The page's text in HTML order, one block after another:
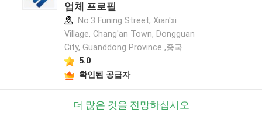
업체 프로필
No.3 Funing Street, Xian'xi
Village, Chang'an Town, Dongguan
City, Guanddong Province ,중국
5.0
확인된 공급자
더 많은 것을 전망하십시오